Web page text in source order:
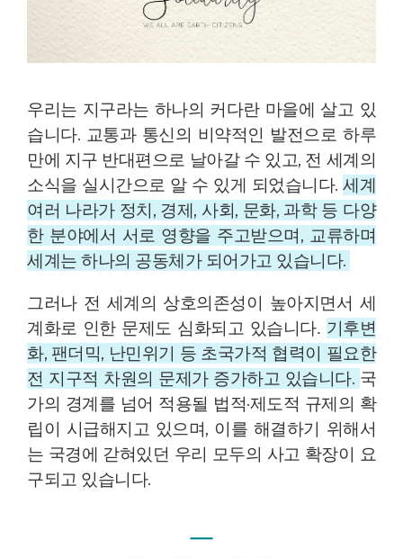
우리는 지구라는 하나의 커다란 마을에 살고 있
습니다. 교통과 통신의 비약적인 발전으로 하루
만에 지구 반대편으로 날아갈 수 있고, 전 세계의
소식을 실시간으로 알 수 있게 되었습니다. 세계
여러 나라가 정치, 경제, 사회, 문화, 과학 등 다양
한 분야에서 서로 영향을 주고받으며, 교류하며
세계는 하나의 공동체가 되어가고 있습니다.
그러나 전 세계의 상호의존성이 높아지면서 세
계화로 인한 문제도 심화되고 있습니다. 기후변
화, 팬더믹, 난민위기 등 초국가적 협력이 필요한
전 지구적 차원의 문제가 증가하고 있습니다. 국
가의 경계를 넘어 적용될 법적·제도적 규제의 확
립이 시급해지고 있으며, 이를 해결하기 위해서
는 국경에 갇혀있던 우리 모두의 사고 확장이 요
구되고 있습니다.
ㅡ